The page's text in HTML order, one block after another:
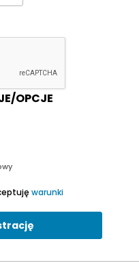
OPCJE
warunki